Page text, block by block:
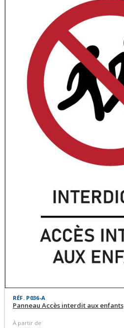
RÉF. P036-A
Panneau Accès interdit aux enfants
À partir de